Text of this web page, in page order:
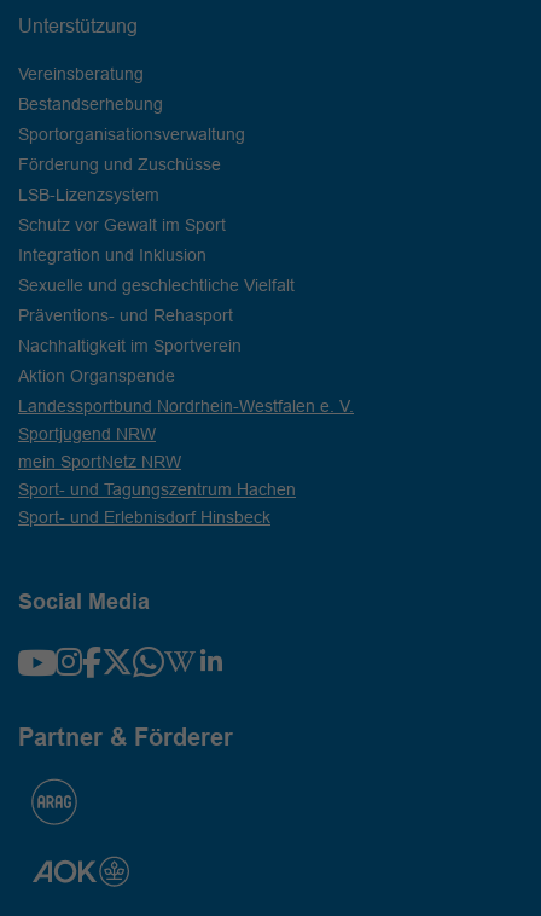
Unterstützung
Vereinsberatung
Bestandserhebung
Sportorganisationsverwaltung
Förderung und Zuschüsse
LSB-Lizenzsystem
Schutz vor Gewalt im Sport
Integration und Inklusion
Sexuelle und geschlechtliche Vielfalt
Präventions- und Rehasport
Nachhaltigkeit im Sportverein
Aktion Organspende
Landessportbund Nordrhein-Westfalen e. V.
Sportjugend NRW
mein SportNetz NRW
Sport- und Tagungszentrum Hachen
Sport- und Erlebnisdorf Hinsbeck
Social Media
Partner & Förderer